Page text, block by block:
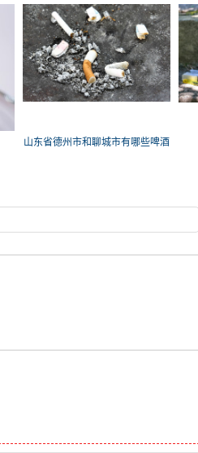
个？
山东省德州市和聊城市有哪些啤酒